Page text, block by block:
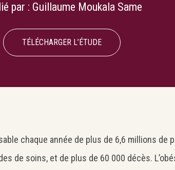
par : Guillaume Moukala Same
TÉLÉCHARGER L’ÉTUDE
chaque année de plus de 6,6 millions de
de soins, et de plus de 60 000 décès.